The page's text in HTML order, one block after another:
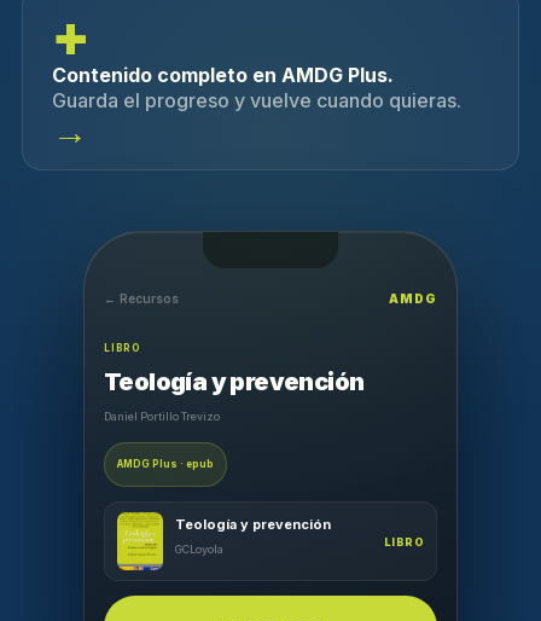
+
Contenido completo en AMDG Plus.
Guarda el progreso y vuelve cuando quieras.
→
← Recursos AMDG
LIBRO
Teología y prevención
Daniel Portillo Trevizo
AMDG Plus · epub
Teología y prevención
GCLoyola
LIBRO